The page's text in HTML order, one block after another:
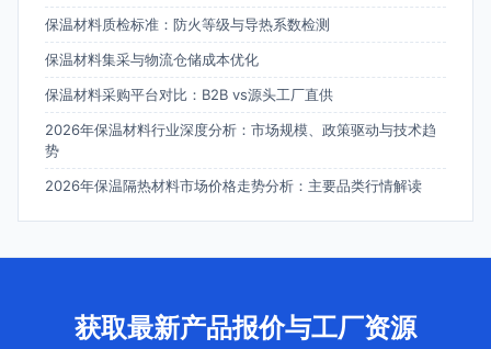
保温材料质检标准：防火等级与导热系数检测
保温材料集采与物流仓储成本优化
保温材料采购平台对比：B2B vs源头工厂直供
2026年保温材料行业深度分析：市场规模、政策驱动与技术趋
势
2026年保温隔热材料市场价格走势分析：主要品类行情解读
获取最新产品报价与工厂资源